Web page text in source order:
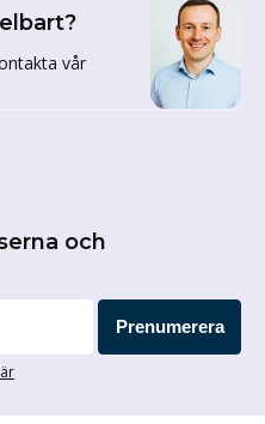
vår
och
Prenumerera